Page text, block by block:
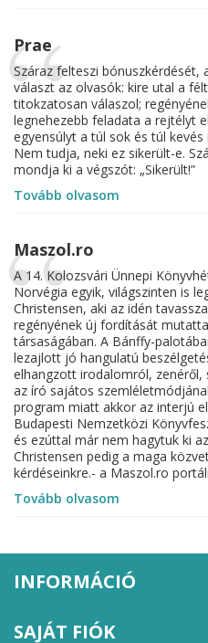
Prae
Száraz felteszi bónuszkérdését,
választ az olvasók: kire utal a
titokzatosan válaszol;
legnehezebb feladata a rejtélyt
egyensúlyt a túl sok és túl
Nem tudja, neki ez sikerült-e.
mondja ki a végszót: „Sikerült!”
Tovább olvasom
Maszol.ro
A 14. Kolozsvári Ünnepi
Norvégia egyik, világszinten is
Christensen, aki az idén
regényének új fordítását
társaságában. A Bánffy-
lezajlott jó hangulatú
elhangzott irodalomról, zenéről,
az író sajátos
program miatt akkor az interjú
Budapesti Nemzetközi
és ezúttal már nem hagytuk ki
Christensen pedig a maga
kérdéseinkre.- a Maszol.ro
Tovább olvasom
INFORMÁCIÓ
SAJÁT FIÓK